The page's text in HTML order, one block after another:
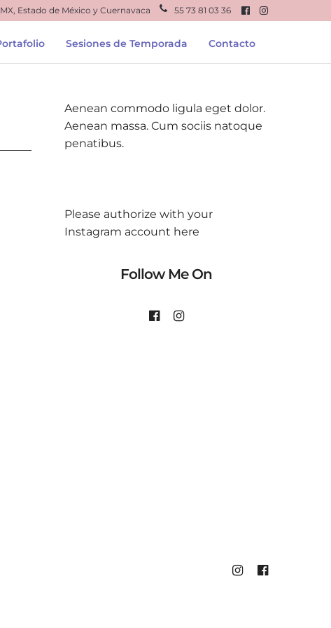
Estado de México y Cuernavaca 55 73 81 03 36
Sesiones de Temporada Contacto
About Me
Aenean commodo ligula eget dolor.
Aenean massa. Cum sociis natoque
penatibus.
Please authorize with your
Instagram account here
Follow Me On